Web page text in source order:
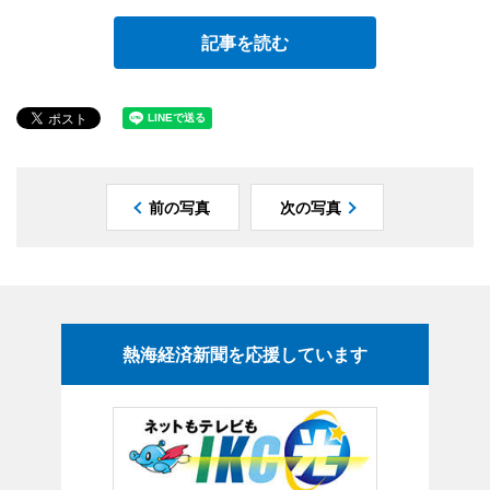
記事を読む
前の写真 次の写真
熱海経済新聞を応援しています